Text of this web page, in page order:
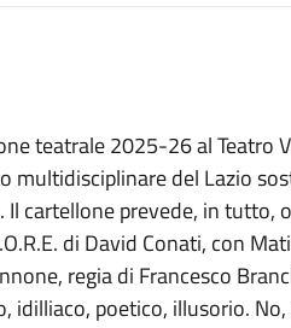
teatrale 2025-26 al Teatro
multidisciplinare del Lazio
Il cartellone prevede, in tutto,
di David Conati, con
regia di Francesco
idilliaco, poetico, illusorio.